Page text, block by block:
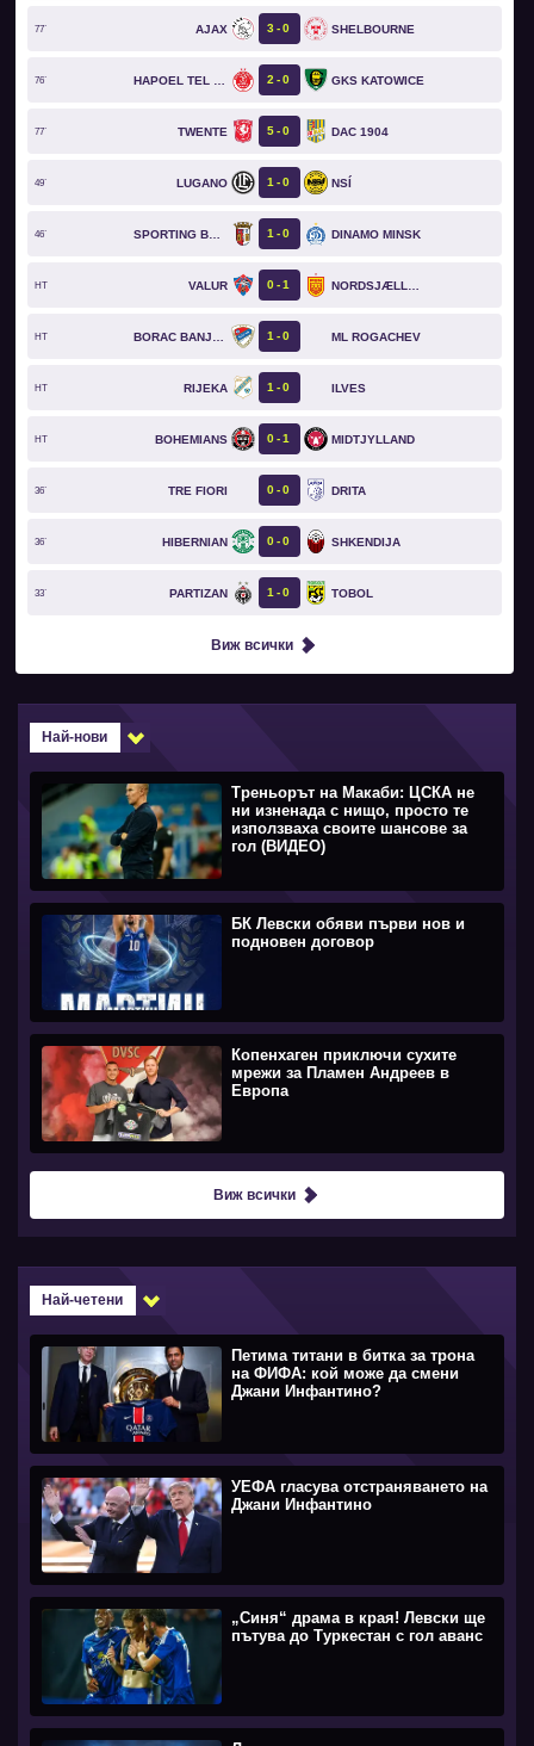
77` AJAX 3 0 SHELBOURNE
76` 2 0 GKS KATOWICE
77` TWENTE 5 0 DAC 1904
49` LUGANO 1 0 NSÍ
46` SPORTING BRAGA 1 0 DINAMO MINSK
HT VALUR 0 1
HT 1 0 ML ROGACHEV
HT RIJEKA 1 0 ILVES
HT BOHEMIANS 0 1 MIDTJYLLAND
36` TRE FIORI 0 0 DRITA
36` HIBERNIAN 0 0 SHKENDIJA
33` PARTIZAN 1 0 TOBOL
Виж всички
Най-нови
Треньорът на Макаби: ЦСКА не
ни изненада с нищо, просто те
използваха своите шансове за
гол (ВИДЕО)
БК Левски обяви първи нов и
подновен договор
Копенхаген приключи сухите
мрежи за Пламен Андреев в
Европа
Виж всички
Най-четени
Петима титани в битка за трона
на ФИФА: кой може да смени
Джани Инфантино?
УЕФА гласува отстраняването на
Джани Инфантино
„Синя“ драма в края! Левски ще
пътува до Туркестан с гол аванс